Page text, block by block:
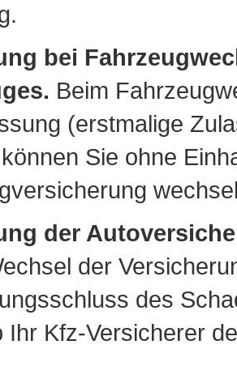
bei
Beim
(erstmalige
Sie ohne
der
der
des
Ihr Kfz-Versicherer